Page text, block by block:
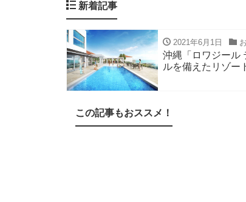
新着記事
2021年6月1日
沖縄「ロワジール
ルを備えたリゾー
この記事もおススメ！